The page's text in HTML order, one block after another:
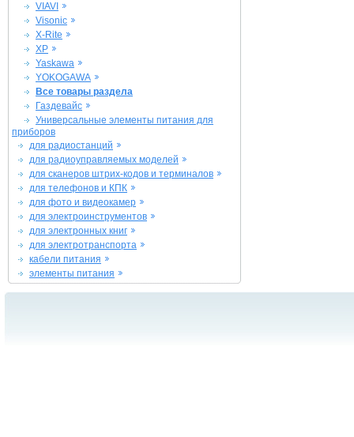
VIAVI
Visonic
X-Rite
XP
Yaskawa
YOKOGAWA
Все товары раздела
Газдевайс
Универсальные элементы питания для
приборов
для радиостанций
для радиоуправляемых моделей
для сканеров штрих-кодов и терминалов
для телефонов и КПК
для фото и видеокамер
для электроинструментов
для электронных книг
для электротранспорта
кабели питания
элементы питания